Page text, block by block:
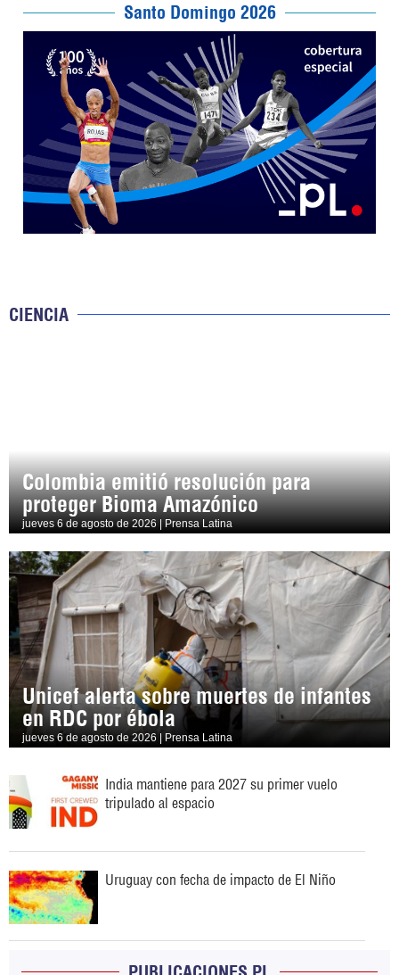
Santo Domingo 2026
CIENCIA
Colombia emitió resolución para
proteger Bioma Amazónico
jueves 6 de agosto de 2026 | Prensa Latina
Unicef alerta sobre muertes de infantes
en RDC por ébola
jueves 6 de agosto de 2026 | Prensa Latina
India mantiene para 2027 su primer vuelo
tripulado al espacio
Uruguay con fecha de impacto de El Niño